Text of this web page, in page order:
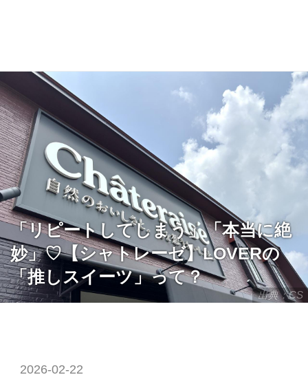
出典：CS
「リピートしてしまう」「本当に絶
妙」♡【シャトレーゼ】LOVERの
「推しスイーツ」って？
2026-02-22